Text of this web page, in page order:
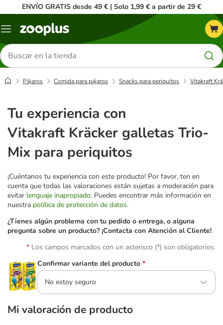
ENVÍO GRATIS desde 49 € | Solo 1,99 € a partir de 29 €
Menú
Buscar
productos
Pájaros Comida para pájaros Snacks para periquitos Vitakraft
Tu experiencia con
Vitakraft Kräcker galletas Trio-
Mix para periquitos
¡Cuéntanos tu experiencia con este producto! Por favor, ten en
cuenta que todas las valoraciones están sujetas a moderación para
evitar lenguaje inapropiado. Puedes encontrar más información en
nuestra política de protección de datos.
¿Tienes algún problema con tu pedido o entrega, o alguna
pregunta sobre un producto? ¡Contacta con Atención al Cliente!
Los campos marcados con un asterisco (*) son obligatorios.
Confirmar variante del producto *
No estoy seguro
Mi valoración de producto